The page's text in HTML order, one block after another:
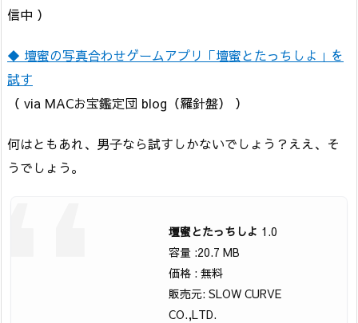
信中 ）
◆ 壇蜜の写真合わせゲームアプリ「壇蜜とたっちしよ」を
試す
（ via MACお宝鑑定団 blog（羅針盤） ）
何はともあれ、男子なら試すしかないでしょう？ええ、そ
うでしょう。
壇蜜とたっちしよ 1.0
容量 :20.7 MB
価格 : 無料
販売元: SLOW CURVE
CO.,LTD.